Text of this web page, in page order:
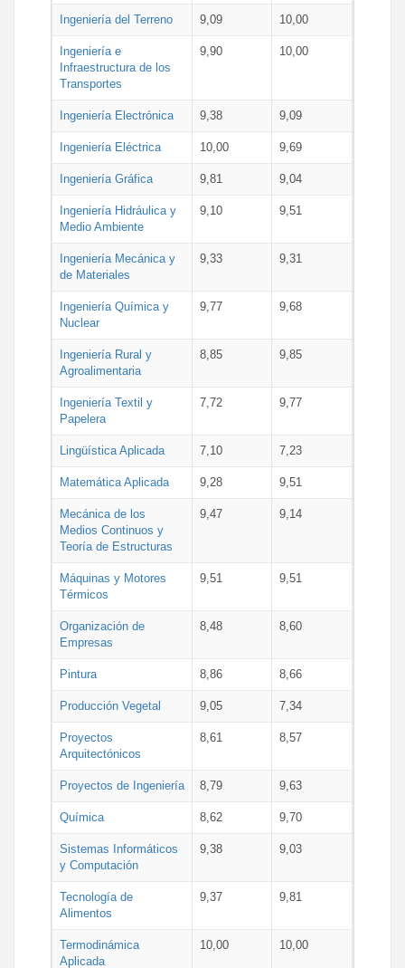
Ingeniería del Terreno 9,09 10,00
Ingeniería e
Infraestructura de los
Transportes
9,90 10,00
Ingeniería Electrónica 9,38 9,09
Ingeniería Eléctrica 10,00 9,69
Ingeniería Gráfica 9,81 9,04
Ingeniería Hidráulica y
Medio Ambiente
9,10 9,51
Ingeniería Mecánica y
de Materiales
9,33 9,31
Ingeniería Química y
Nuclear
9,77 9,68
Ingeniería Rural y
Agroalimentaria
8,85 9,85
Ingeniería Textil y
Papelera
7,72 9,77
Lingüística Aplicada 7,10 7,23
Matemática Aplicada 9,28 9,51
Mecánica de los
Medios Continuos y
Teoría de Estructuras
9,47 9,14
Máquinas y Motores
Térmicos
9,51 9,51
Organización de
Empresas
8,48 8,60
Pintura 8,86 8,66
Producción Vegetal 9,05 7,34
Proyectos
Arquitectónicos
8,61 8,57
Proyectos de Ingeniería 8,79 9,63
Química 8,62 9,70
Sistemas Informáticos
y Computación
9,38 9,03
Tecnología de
Alimentos
9,37 9,81
Termodinámica
Aplicada
10,00 10,00